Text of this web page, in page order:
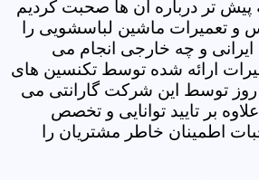
پیش تر درباره آن ها صحبت کردیم
تعمیرات ماشین لباسشویی را
ایرانی و چه خارجی انجام می
ارائه شده توسط تکنسین های
رانکوه به مدت 180 روز توسط این شرکت گارانتی می
بر تایید توانایی و تخصص
اطمینان خاطر مشتریان را